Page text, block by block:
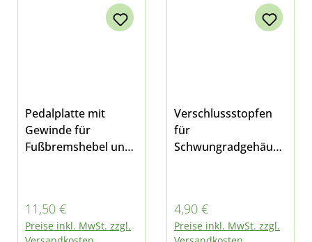
Pedalplatte mit
Gewinde für
Fußbremshebel und -
Regulärer Preis:
11,50 €
Preise inkl. MwSt. zzgl.
Verschlussstopfen
für
Schwungradgehäuse
passend für Multicar
M24, M25, M26.1,
Regulärer Preis:
4,90 €
Preise inkl. MwSt. zzgl.